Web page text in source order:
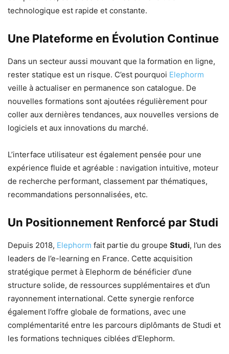
technologique est rapide et constante.
Une Plateforme en Évolution Continue
Dans un secteur aussi mouvant que la formation en ligne,
rester statique est un risque. C’est pourquoi Elephorm
veille à actualiser en permanence son catalogue. De
nouvelles formations sont ajoutées régulièrement pour
coller aux dernières tendances, aux nouvelles versions de
logiciels et aux innovations du marché.
L’interface utilisateur est également pensée pour une
expérience fluide et agréable : navigation intuitive, moteur
de recherche performant, classement par thématiques,
recommandations personnalisées, etc.
Un Positionnement Renforcé par Studi
Depuis 2018, Elephorm fait partie du groupe Studi, l’un des
leaders de l’e-learning en France. Cette acquisition
stratégique permet à Elephorm de bénéficier d’une
structure solide, de ressources supplémentaires et d’un
rayonnement international. Cette synergie renforce
également l’offre globale de formations, avec une
complémentarité entre les parcours diplômants de Studi et
les formations techniques ciblées d’Elephorm.